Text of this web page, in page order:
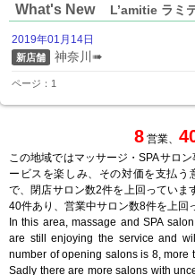
What's New L’amitie ラミ
2019年01月14日
新店舗 神奈川➠
ページ：1
8営業、
この地域ではマッサージ・SPAサロ
ービスを楽しみ、その対価を支払
で、閉店サロン数2件を上回っていま
40件あり、営業中サロン数8件を上回
In this area, massage and SPA
are still enjoying the service and
number of opening salons is 8, more
Sadly there are more salons with